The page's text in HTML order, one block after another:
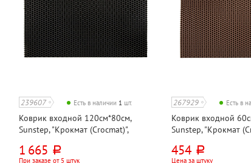
239607 Есть в наличии 1 шт.
Коврик входной 120см*80см,
Sunstep, "Крокмат (Crocmat)",
1 665 руб.
При заказе от 5 штук
267929 Есть в
Коврик входной
Sunstep, "Крокмат
454 руб.
Цена за штуку